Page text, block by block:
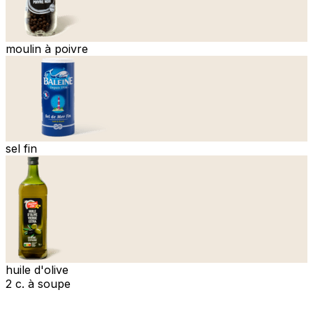
moulin à poivre
sel fin
huile d'olive
2 c. à soupe